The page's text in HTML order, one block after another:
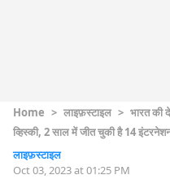
Home > लाइफ़स्टाइल > भारत की
व्हिस्की, 2 साल में जीत चुकी है 14
लाइफ़स्टाइल
Oct 03, 2023 at 01:25 PM